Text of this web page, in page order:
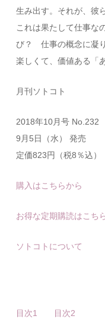
生み出す。それが、彼
これは果たして仕事
び？ 仕事の概念に凝
楽しくて、価値ある「
月刊ソトコト
2018年10月号 No.232
9月5日（水） 発売
定価823円（税8％込）
購入はこちらから
お得な定期購読はこち
ソトコトについて
目次1 目次2